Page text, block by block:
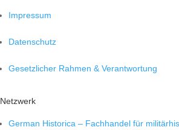
Impressum
Datenschutz
Gesetzlicher Rahmen & Verantwortung
Netzwerk
German Historica – Fachhandel für